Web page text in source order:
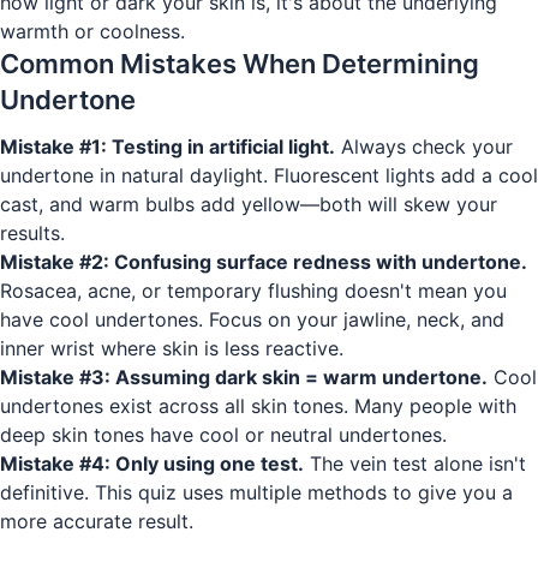
warmth or coolness.
Common Mistakes When Determining
Undertone
Mistake #1: Testing in artificial light. Always check your
undertone in natural daylight. Fluorescent lights add a cool
cast, and warm bulbs add yellow—both will skew your
results.
Mistake #2: Confusing surface redness with undertone.
Rosacea, acne, or temporary flushing doesn't mean you
have cool undertones. Focus on your jawline, neck, and
inner wrist where skin is less reactive.
Mistake #3: Assuming dark skin = warm undertone. Cool
undertones exist across all skin tones. Many people with
deep skin tones have cool or neutral undertones.
Mistake #4: Only using one test. The vein test alone isn't
definitive. This quiz uses multiple methods to give you a
more accurate result.